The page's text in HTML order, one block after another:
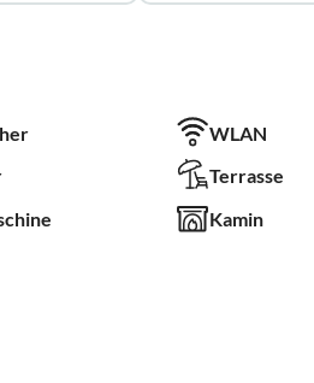
WLAN
Terrasse
Kamin